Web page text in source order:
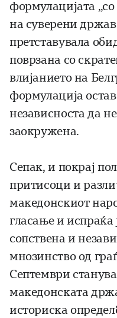
формулацијата „со
на суверени
претставувала
поврзана со
влијанието на
формулација
независноста да
заокружена.
Сепак, и покрај
притисоци и
македонскиот
гласање и испраќа
сопствена и
мнозинство од
Септември
македонската
историска